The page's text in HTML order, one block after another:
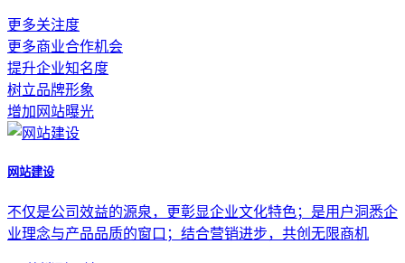
更多关注度
更多商业合作机会
提升企业知名度
树立品牌形象
增加网站曝光
网站建设
不仅是公司效益的源泉，更彰显企业文化特色；是用户洞悉企
业理念与产品品质的窗口；结合营销进步，共创无限商机